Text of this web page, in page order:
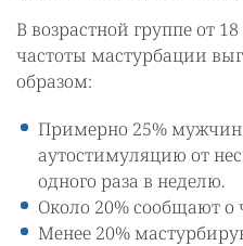
В возрастной группе от
частоты мастурбации
образом:
Примерно 25%
аутостимуляцию от
одного раза в неделю.
Около 20% сообщают о
Менее 20%